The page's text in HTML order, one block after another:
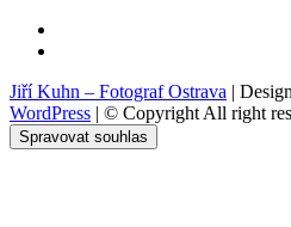
Jiří Kuhn – Fotograf Ostrava |
WordPress | © Copyright All right
Spravovat souhlas